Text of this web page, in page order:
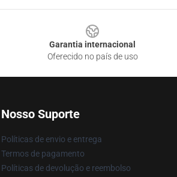
Garantia internacional
Oferecido no país de uso
Nosso Suporte
Políticas de envio e entrega
Termos de pagamento
Políticas de devolução e reembolso